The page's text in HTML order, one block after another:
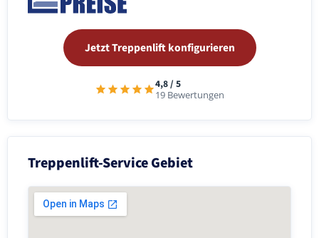
Jetzt Treppenlift konfigurieren
4,8 / 5
19 Bewertungen
Treppenlift-Service Gebiet